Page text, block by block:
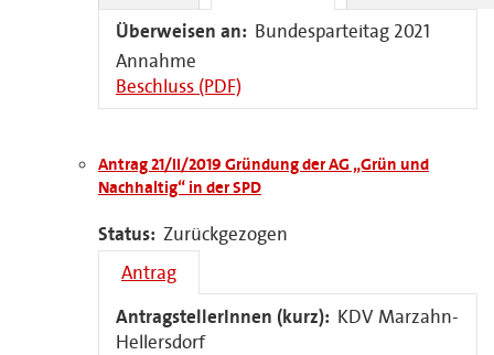
Überweisen an: Bundesparteitag 2021
Annahme
Beschluss (PDF)
Antrag 21/II/2019 Gründung der AG „Grün und
Nachhaltig“ in der SPD
Status: Zurückgezogen
Antrag
AntragstellerInnen (kurz): KDV Marzahn-
Hellersdorf